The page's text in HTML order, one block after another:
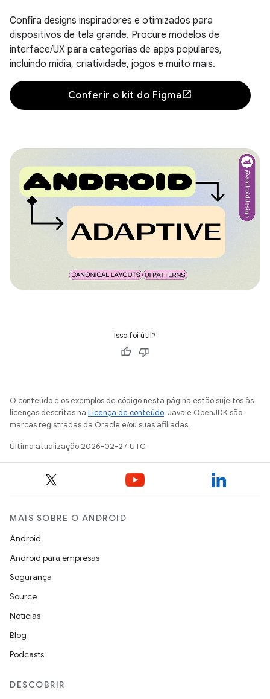
Confira designs inspiradores e otimizados para
dispositivos de tela grande. Procure modelos de
interface/UX para categorias de apps populares,
incluindo mídia, criatividade, jogos e muito mais.
Conferir o kit do Figma
Isso foi útil?
O conteúdo e os exemplos de código nesta página estão sujeitos às
licenças descritas na Licença de conteúdo. Java e OpenJDK são
marcas registradas da Oracle e/ou suas afiliadas.
Última atualização 2026-02-27 UTC.
MAIS SOBRE O ANDROID
Android
Android para empresas
Segurança
Source
Notícias
Blog
Podcasts
DESCOBRIR